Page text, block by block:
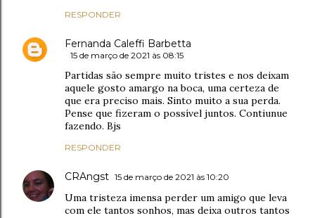
RESPONDER
Fernanda Caleffi Barbetta
15 de março de 2021 às 08:15
Partidas são sempre muito tristes e nos deixam
aquele gosto amargo na boca, uma certeza de
que era preciso mais. Sinto muito a sua perda.
Pense que fizeram o possível juntos. Contiunue
fazendo. Bjs
RESPONDER
CRAngst 15 de março de 2021 às 10:20
Uma tristeza imensa perder um amigo que leva
com ele tantos sonhos, mas deixa outros tantos